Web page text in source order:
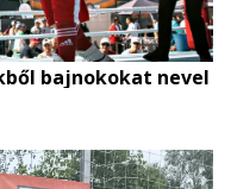
bajnokokat nevel